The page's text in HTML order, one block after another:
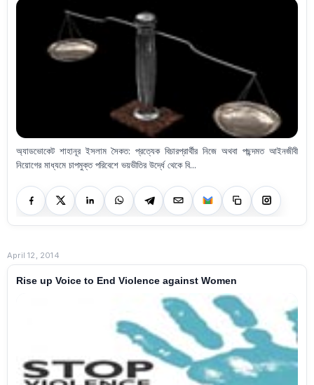
অ্যাডভোকেট শাহানূর ইসলাম সৈকত: প্রত্যেক বিচারপ্রার্থীর নিজে অথবা পছন্দমত আইনজীবী
নিয়োগের মাধ্যমে চাপমুক্ত পরিবেশে ভয়ভীতির উর্দ্ধে থেকে বি...
April 12, 2014
Rise up Voice to End Violence against Women